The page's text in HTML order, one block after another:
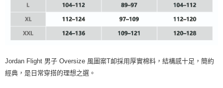
Jordan Flight 男子 Oversize 風圖案T卹採用厚實棉料，結構感十足，簡約
經典，是日常穿搭的理想之選。